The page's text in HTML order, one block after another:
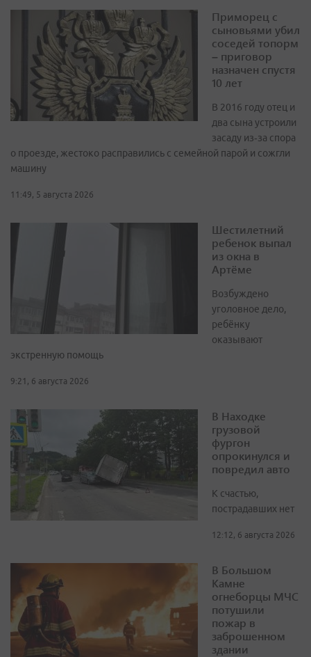
Приморец с
сыновьями убил
соседей топорм
– приговор
назначен спустя
10 лет
В 2016 году отец и
два сына устроили
засаду из‑за спора
о проезде, жестоко расправились с семейной парой и сожгли
машину
11:49, 5 августа 2026
Шестилетний
ребенок выпал
из окна в
Артёме
Возбуждено
уголовное дело,
ребёнку
оказывают
экстренную помощь
9:21, 6 августа 2026
В Находке
грузовой
фургон
опрокинулся и
повредил авто
К счастью,
пострадавших нет
12:12, 6 августа 2026
В Большом
Камне
огнеборцы МЧС
потушили
пожар в
заброшенном
здании